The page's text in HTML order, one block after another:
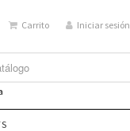
Carrito Iniciar sesión